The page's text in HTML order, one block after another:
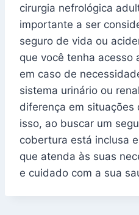
cirurgia nefrológica
importante a ser
seguro de vida ou
que você tenha
em caso de
sistema urinário ou
diferença em situações
isso, ao buscar um
cobertura está inclusa
que atenda às suas
e cuidado com a sua